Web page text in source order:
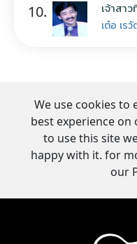
10. เจ้าสา
เต๋อ เร
We use cookies to
best experience
to use this site
happy with it. for
our